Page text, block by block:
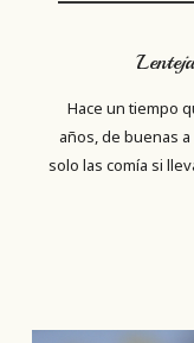
Hace un tiempo
años, de buenas
solo las comía si